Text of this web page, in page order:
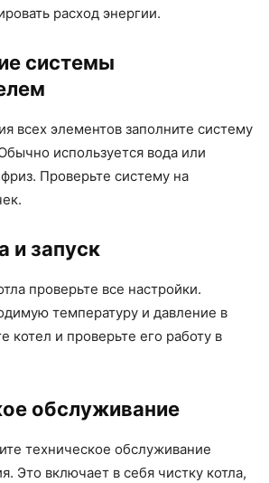
расход энергии.
системы
всех элементов заполните систему
используется вода или
Проверьте систему на
и запуск
проверьте все настройки.
температуру и давление в
котел и проверьте его работу в
обслуживание
техническое обслуживание
Это включает в себя чистку котла,